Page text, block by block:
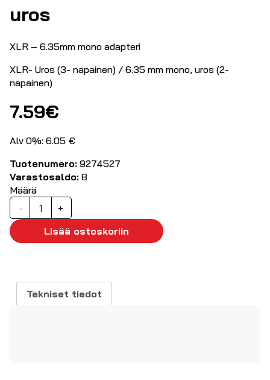
uros
XLR – 6.35mm mono adapteri
XLR- Uros (3- napainen) / 6.35 mm mono, uros (2-
napainen)
7.59€
Alv 0%: 6.05 €
Tuotenumero: 9274527
Varastosaldo: 8
Määrä
-
XLR
uros
6.35mm
määrä
+
Lisää ostoskoriin
Tekniset tiedot